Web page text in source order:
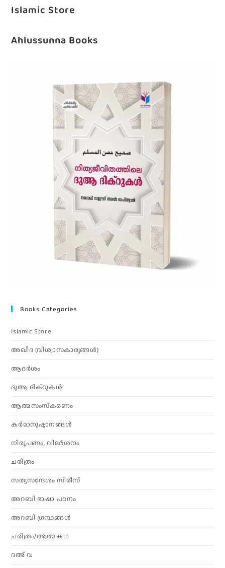
Islamic Store
Ahlussunna Books
Books Categories
Islamic Store
അഖീദ (വിശ്വാസകാര്യങ്ങള്‍)
ആദര്‍ശം
ദുആ ദിക്റുകൾ
ആത്മസംസ്‌കരണം
കര്‍മാനുഷ്ഠാനങ്ങള്‍
നിരൂപണം, വിമര്‍ശനം
ചരിത്രം
സത്യസന്ദേശം സീരീസ്
അറബി ഭാഷാ പഠനം
അറബി ഗ്രന്ഥങ്ങൾ
ചരിത്രം/ആത്മകഥ
ദഅ് വ